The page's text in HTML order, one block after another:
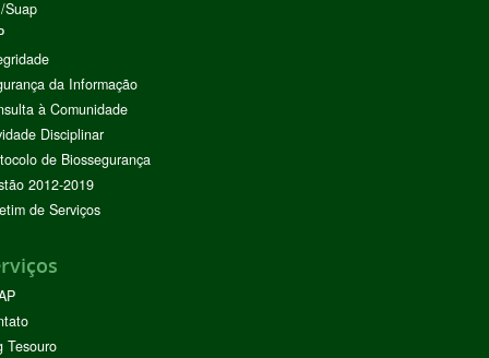
Suap
da Informação
à Comunidade
Disciplinar
de Biossegurança
2012-2019
de Serviços
Tesouro